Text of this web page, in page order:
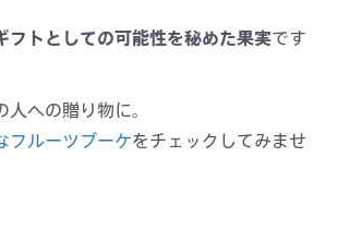
フトとしての可能性を秘めた果実です
への贈り物に。
フルーツブーケをチェックしてみませ